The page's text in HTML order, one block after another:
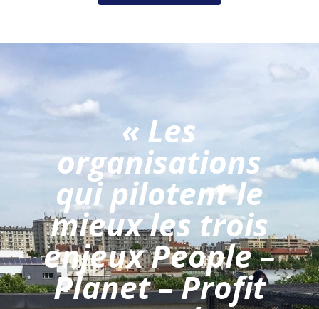
« Les
organisations
qui pilotent le
mieux les trois
enjeux People –
Planet – Profit